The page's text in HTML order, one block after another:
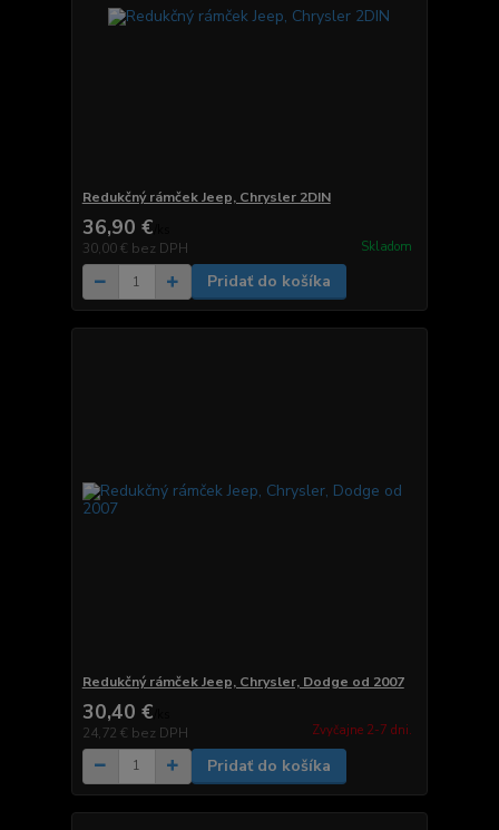
Redukčný rámček Jeep, Chrysler 2DIN
36,90 €
30,00 € bez DPH Skladom
Pridať do košíka
Redukčný rámček Jeep, Chrysler, Dodge od 2007
30,40 €
24,72 € bez DPH Zvyčajne 2-7 dni.
Pridať do košíka